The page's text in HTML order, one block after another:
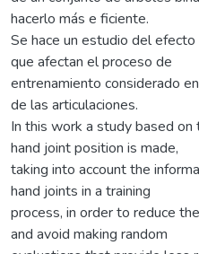
hacerlo más e ficiente.
Se hace un estudio del
que afectan el proceso de
entrenamiento considerado
de las articulaciones.
In this work a study based
hand joint position is made,
taking into account the
hand joints in a training
process, in order to reduce
and avoid making random